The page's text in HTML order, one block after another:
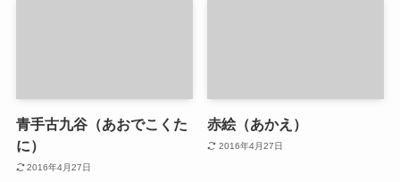
青手古九谷（あおでこくた
に）
2016年4月27日
赤絵（あかえ）
2016年4月27日